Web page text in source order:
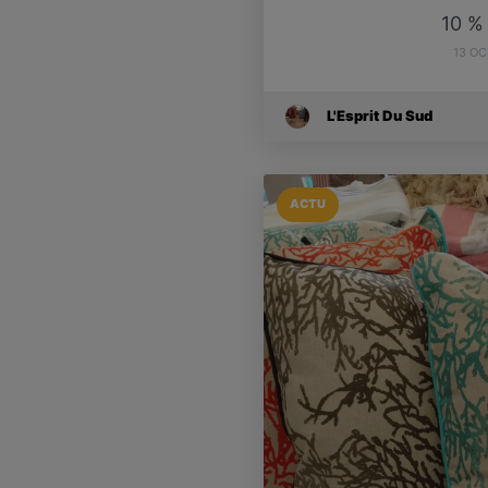
10
13
L'Esprit Du Sud
ACTU